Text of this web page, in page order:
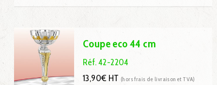
Coupe 37 cm : 9,70€ H.T.
Coupe eco 44 cm
Réf. 42-2204
13,90€ HT (hors frais de livraison et TVA)